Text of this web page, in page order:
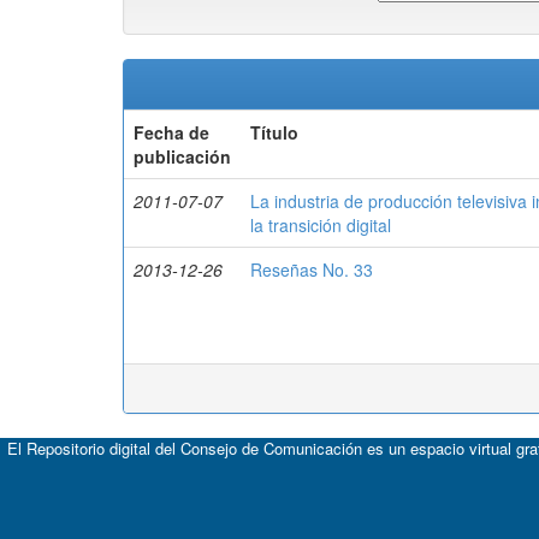
Fecha de
publicación
Título
2011-07-07
La industria de producción televisiva
la transición digital
2013-12-26 Reseñas No. 33
El Repositorio digital del Consejo de Comunicación es un espacio virtual